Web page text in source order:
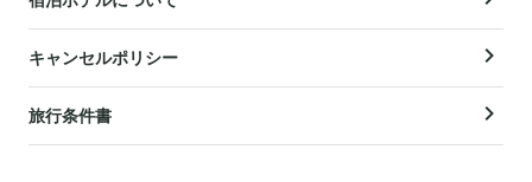
キャンセルポリシー
旅行条件書